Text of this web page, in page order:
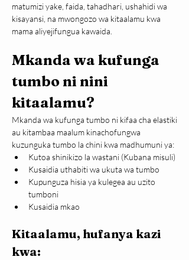
matumizi yake, faida, tahadhari, ushahidi wa
kisayansi, na mwongozo wa kitaalamu kwa
mama aliyejifungua kawaida.
Mkanda wa kufunga
tumbo ni nini
kitaalamu?
Mkanda wa kufunga tumbo ni kifaa cha elastiki
au kitambaa maalum kinachofungwa
kuzunguka tumbo la chini kwa madhumuni ya:
Kutoa shinikizo la wastani (Kubana misuli)
Kusaidia uthabiti wa ukuta wa tumbo
Kupunguza hisia ya kulegea au uzito
tumboni
Kusaidia mkao
Kitaalamu, hufanya kazi
kwa: